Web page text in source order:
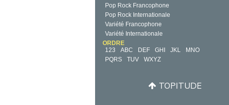
Pop Rock Francophone
Pop Rock Internationale
Variété Francophone
Variété Internationale
ORDRE
123
ABC DEF GHI JKL
MNO
PQRS
TUV WXYZ
TOPITUDE